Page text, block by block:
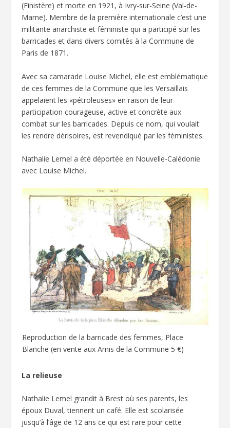
(Finistère) et morte en 1921, à Ivry-sur-Seine (Val-de-
Marne). Membre de la première internationale c’est une
militante anarchiste et féministe qui a participé sur les
barricades et dans divers comités à la Commune de
Paris de 1871.
Avec sa camarade Louise Michel, elle est emblématique
de ces femmes de la Commune que les Versaillais
appelaient les «pétroleuses» en raison de leur
participation courageuse, active et concrète aux
combat sur les barricades. Depuis ce nom, qui voulait
les rendre dérisoires, est revendiqué par les féministes.
Nathalie Lemel a été déportée en Nouvelle-Calédonie
avec Louise Michel.
Reproduction de la barricade des femmes, Place
Blanche (en vente aux Amis de la Commune 5 €)
La relieuse
Nathalie Lemel grandit à Brest où ses parents, les
époux Duval, tiennent un café. Elle est scolarisée
jusqu’à l’âge de 12 ans ce qui est rare pour cette